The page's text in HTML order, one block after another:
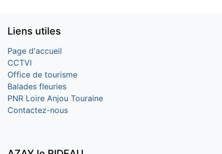
Liens utiles
Page d'accueil
CCTVI
Office de tourisme
Balades fleuries
PNR Loire Anjou Touraine
Contactez-nous